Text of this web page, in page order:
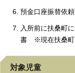
預金口座振替依
入所前に扶桑町
書 ※現在扶桑町
対象児童